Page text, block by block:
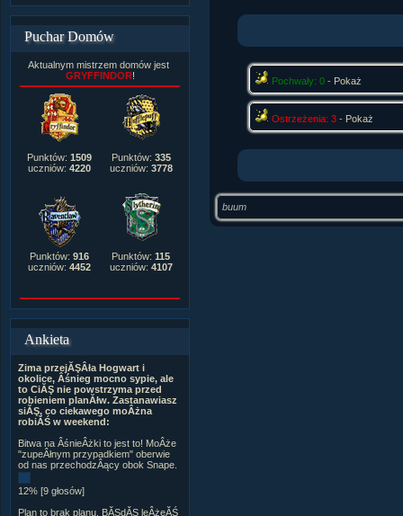
Puchar Domów
Aktualnym mistrzem domów jest
GRYFFINDOR!
Punktów: 1509
uczniów: 4220
Punktów: 335
uczniów: 3778
Punktów: 916
uczniów: 4452
Punktów: 115
uczniów: 4107
Ankieta
Zima przejĂŞÂła Hogwart i
okolice, Âśnieg mocno sypie, ale
to CiĂŞ nie powstrzyma przed
robieniem planĂłw. Zastanawiasz
siĂŞ, co ciekawego moÂżna
robiĂŚ w weekend:
Bitwa na ÂśnieÂżki to jest to! MoÂże
"zupeÂłnym przypadkiem" oberwie
od nas przechodzÂący obok Snape.
12% [9 głosów]
Plan to brak planu. BĂŞdĂŞ leÂżeĂŚ
Pochwały: 0- Pokaż
Ostrzeżenia: 3- Pokaż
buum